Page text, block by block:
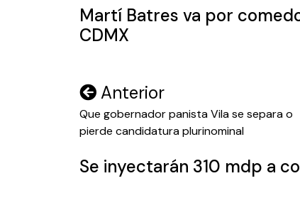
Martí Batres va por
CDMX
Navegación
de
entradas
Anterior
Que gobernador panista Vila se separa o
pierde candidatura plurinominal
Se inyectarán 310 mdp a